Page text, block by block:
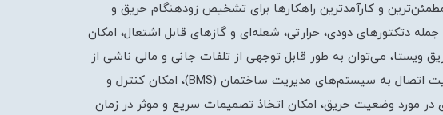
و کارآمدترین راهکارها برای تشخیص زودهنگام حریق و
دتکتورهای دودی، حرارتی، شعله‌ای و گازهای قابل اشتعال، امکان
می‌توان به طور قابل توجهی از تلفات جانی و مالی ناشی از
حریق پیشگیری کرده و امنیت ساختمان‌ها و تأسیسات را تضمین نمود.سیستم‌های اعلام حریق ویستا، با قابلیت اتصال به سیستم‌های مدیریت ساختمان (BMS)، امکان کنترل و
مورد وضعیت حریق، امکان اتخاذ تصمیمات سریع و موثر در زمان